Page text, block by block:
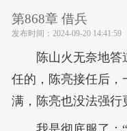
第868章 借兵
发布时间： 2024-09-20 14:41:59
陈山火无奈地
任的，陈亮接任后，
满，陈亮也没法强行